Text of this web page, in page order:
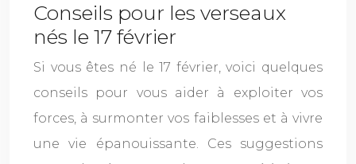
Conseils pour les verseaux
nés le 17 février
Si vous êtes né le 17 février, voici quelques
conseils pour vous aider à exploiter vos
forces, à surmonter vos faiblesses et à vivre
une vie épanouissante. Ces suggestions